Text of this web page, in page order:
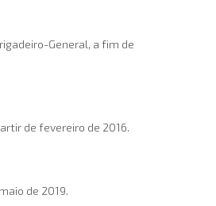
General, a fim de
de fevereiro de 2016.
de 2019.